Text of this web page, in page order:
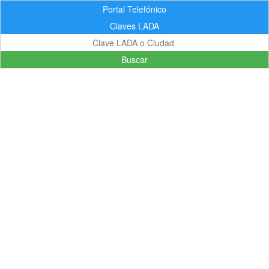
Portal Telefónico
Claves LADA
Buscar